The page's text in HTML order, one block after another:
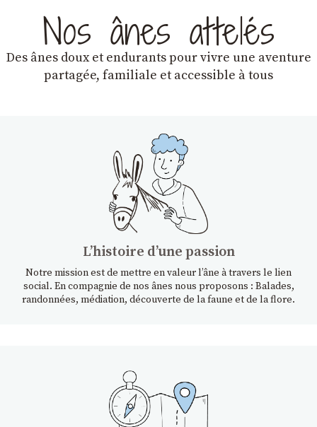
Nos ânes attelés
Des ânes doux et endurantspour vivre une aventure
partagée, familiale et accessible à tous
Lʼhistoire dʼune passion
Notre mission est de mettre en valeur l’âne à travers le lien
social. En compagnie de nos ânes nous proposons : Balades,
randonnées, médiation, découverte de la faune et de la flore.